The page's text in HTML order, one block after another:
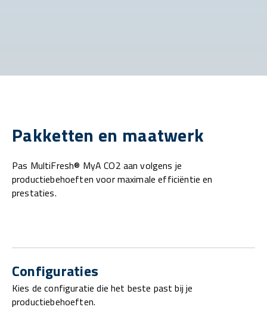
Pakketten en maatwerk
Pas MultiFresh® MyA CO2 aan volgens je
productiebehoeften voor maximale efficiëntie en
prestaties.
Configuraties
Kies de configuratie die het beste past bij je
productiebehoeften.